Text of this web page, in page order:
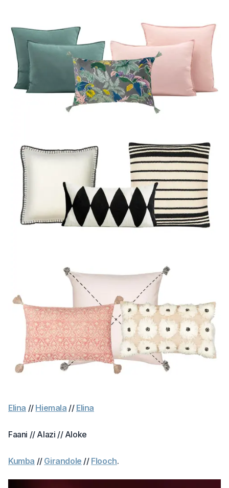
Elina // Hiemala // Elina
Faani // Alazi // Aloke
Kumba // Girandole // Flooch.